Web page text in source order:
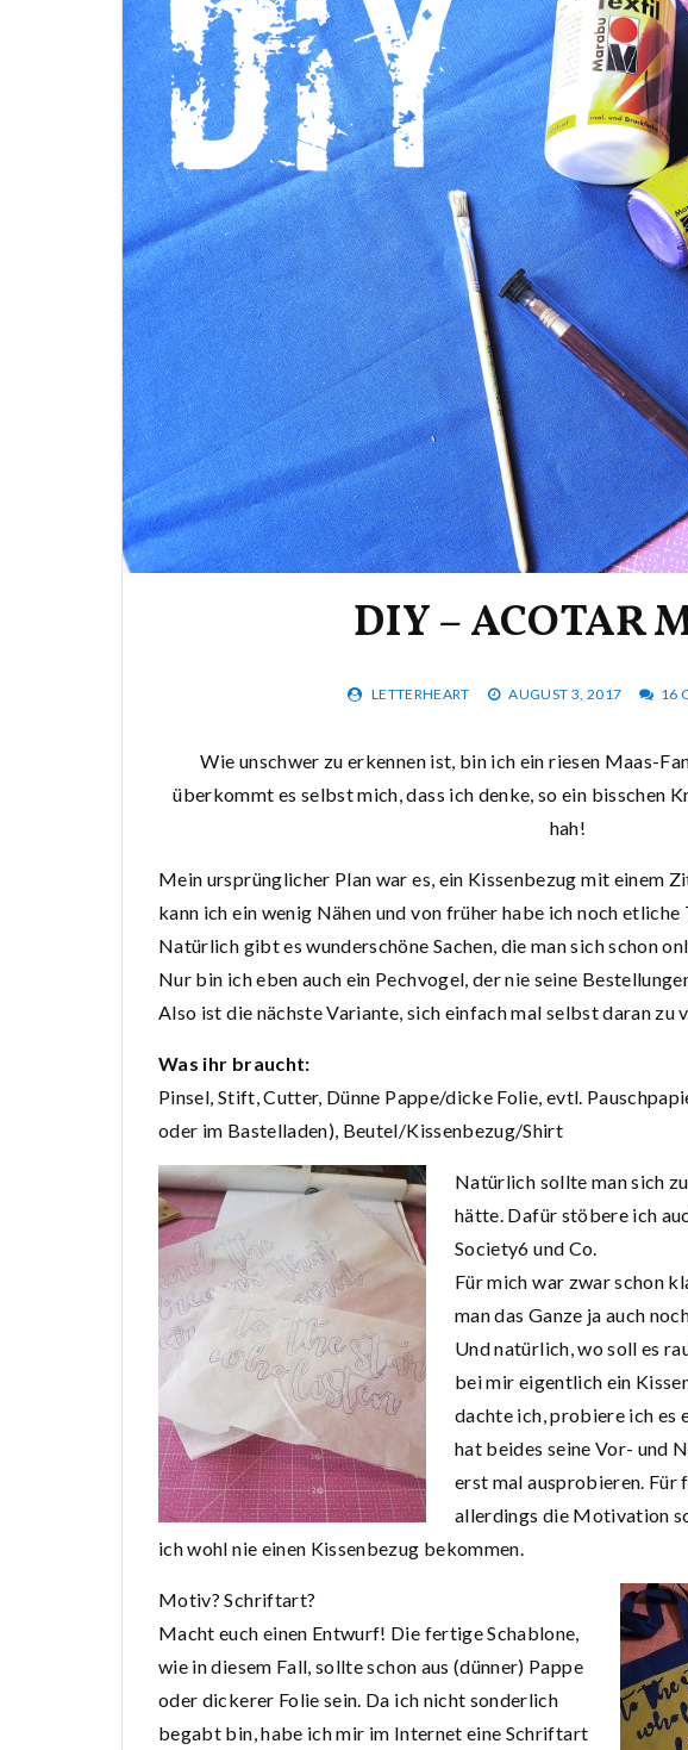
DIY – ACOTAR
LETTERHEART AUGUST 3, 2017 16
Wie unschwer zu erkennen ist, bin ich ein riesen Maas-
überkommt es selbst mich, dass ich denke, so ein bisschen
hah!
Mein ursprünglicher Plan war es, ein Kissenbezug mit einem
kann ich ein wenig Nähen und von früher habe ich noch
Natürlich gibt es wunderschöne Sachen, die man sich schon
Nur bin ich eben auch ein Pechvogel, der nie seine
Also ist die nächste Variante, sich einfach mal selbst daran zu
Was ihr braucht:
Pinsel, Stift, Cutter, Dünne Pappe/dicke Folie, evtl.
oder im Bastelladen), Beutel/Kissenbezug/Shirt
Natürlich sollte man sich
hätte. Dafür stöbere ich
Society6 und Co.
Für mich war zwar schon
man das Ganze ja auch
Und natürlich, wo soll es
bei mir eigentlich ein
dachte ich, probiere ich es
hat beides seine Vor- und
erst mal ausprobieren. Für
allerdings die Motivation
ich wohl nie einen Kissenbezug bekommen.
Motiv? Schriftart?
Macht euch einen Entwurf! Die fertige Schablone,
wie in diesem Fall, sollte schon aus (dünner) Pappe
oder dickerer Folie sein. Da ich nicht sonderlich
begabt bin, habe ich mir im Internet eine Schriftart